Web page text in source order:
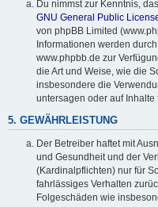
Du nimmst zur Kenntnis,
GNU General Public
von phpBB Limited
Informationen werden
www.phpbb.de zur
die Art und Weise, wie die
insbesondere die
untersagen oder auf
5. GEWÄHRLEISTUNG
Der Betreiber haftet mit
und Gesundheit und der
(Kardinalpflichten) nur für
fahrlässiges Verhalten
Folgeschäden wie